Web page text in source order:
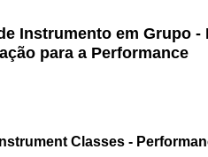
Instrumento em Grupo -
para a Performance
Classes -